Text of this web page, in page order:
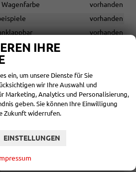
vorhanden
vorhanden
vorhanden
Design
Apple CarPlay und Android Auto
vorhanden
vorhanden
Touch (TAS 600 light)
IHRE
ein, um unsere Dienste für Sie
wir Ihre Auswahl und
Marketing, Analytics und Personalisierung,
geben. Sie können Ihre Einwilligung
Zukunft widerrufen.
EINSTELLUNGEN